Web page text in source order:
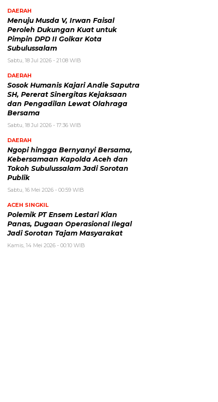
DAERAH
Menuju Musda V, Irwan Faisal
Peroleh Dukungan Kuat untuk
Pimpin DPD II Golkar Kota
Subulussalam
Sabtu, 18 Jul 2026 - 21:08 WIB
DAERAH
Sosok Humanis Kajari Andie Saputra
SH, Pererat Sinergitas Kejaksaan
dan Pengadilan Lewat Olahraga
Bersama
Sabtu, 18 Jul 2026 - 17:36 WIB
DAERAH
Ngopi hingga Bernyanyi Bersama,
Kebersamaan Kapolda Aceh dan
Tokoh Subulussalam Jadi Sorotan
Publik
Sabtu, 16 Mei 2026 - 00:59 WIB
ACEH SINGKIL
Polemik PT Ensem Lestari Kian
Panas, Dugaan Operasional Ilegal
Jadi Sorotan Tajam Masyarakat
Kamis, 14 Mei 2026 - 00:10 WIB